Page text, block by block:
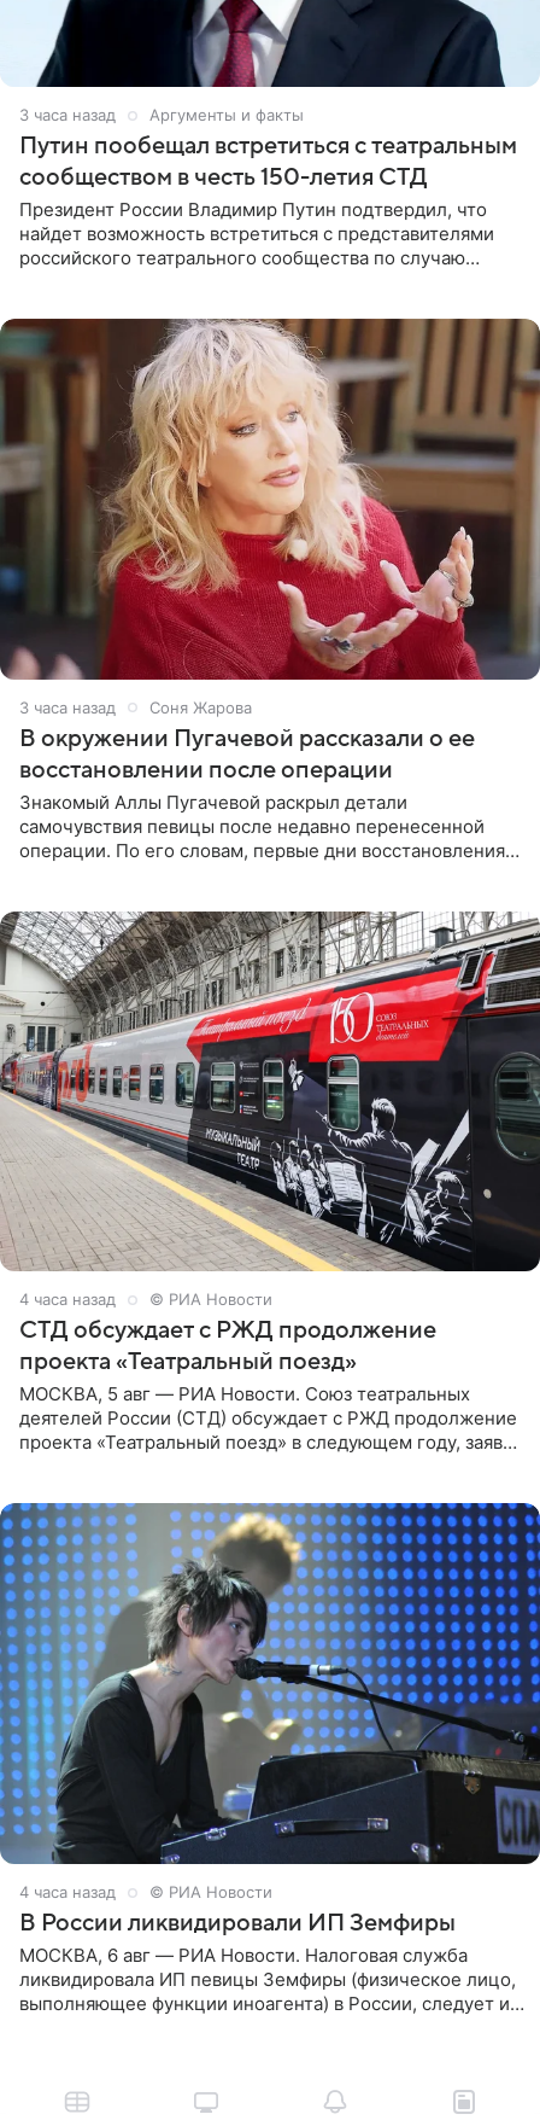
3 часа назад Аргументы и факты
Путин пообещал встретиться с театральным
сообществом в честь 150-летия СТД
Президент России Владимир Путин подтвердил, что
найдет возможность встретиться с представителями
российского театрального сообщества по случаю
3 часа назад Соня Жарова
В окружении Пугачевой рассказали о ее
восстановлении после операции
Знакомый Аллы Пугачевой раскрыл детали
самочувствия певицы после недавно перенесенной
операции. По его словам, первые дни восстановления
4 часа назад © РИА Новости
СТД обсуждает с РЖД продолжение
проекта «Театральный поезд»
МОСКВА, 5 авг — РИА Новости. Союз театральных
деятелей России (СТД) обсуждает с РЖД продолжение
проекта «Театральный поезд» в следующем году, заявил
4 часа назад © РИА Новости
В России ликвидировали ИП Земфиры
МОСКВА, 6 авг — РИА Новости. Налоговая служба
ликвидировала ИП певицы Земфиры (физическое лицо,
выполняющее функции иноагента) в России, следует из